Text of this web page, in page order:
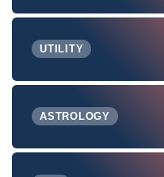
UTILITY
ASTROLOGY